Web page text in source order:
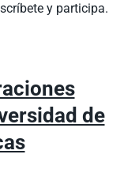
y participa.
de